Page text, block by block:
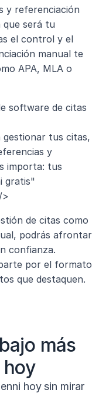
y referenciación
que será tu
el control y el
manual te
APA, MLA o
software de citas
tus citas,
y
importa: tus
gratis"
>
de citas como
podrás afrontar
confianza.
por el formato
que destaquen.
más
hoy sin mirar